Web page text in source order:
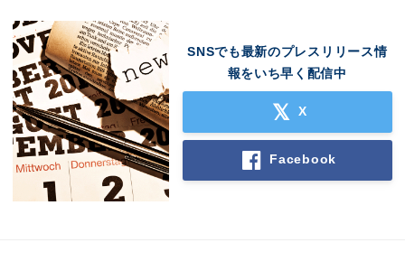
SNSでも最新のプレスリリース情
報をいち早く配信中
X
Facebook